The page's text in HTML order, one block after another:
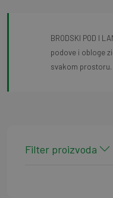
BRODSKI POD I
podove i obloge
svakom prostoru.
Filter proizvoda